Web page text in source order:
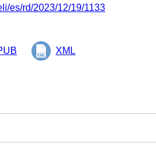
es/rd/2023/12/19/1133
XML